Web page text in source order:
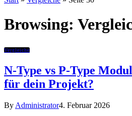
Browsing:
Vergleiche
N-Type vs P-Type
für dein Projekt?
By Administrator4. Februar 2026